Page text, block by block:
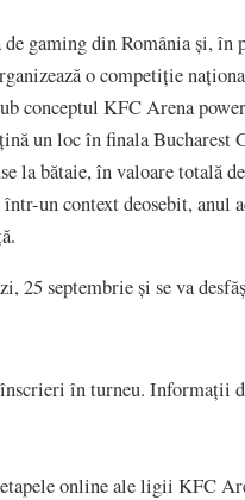
gaming din România și, în
o competiție
conceptul KFC Arena
un loc în finala Bucharest
la bătaie, în valoare totală
un context deosebit, anul
25 septembrie și se va
în turneu. Informații
online ale ligii KFC